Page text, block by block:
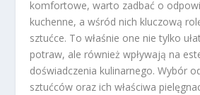
komfortowe, warto zadbać o
kuchenne, a wśród nich kluczową
sztućce. To właśnie one nie tylko
potraw, ale również wpływają na
doświadczenia kulinarnego. Wybór
sztućców oraz ich właściwa